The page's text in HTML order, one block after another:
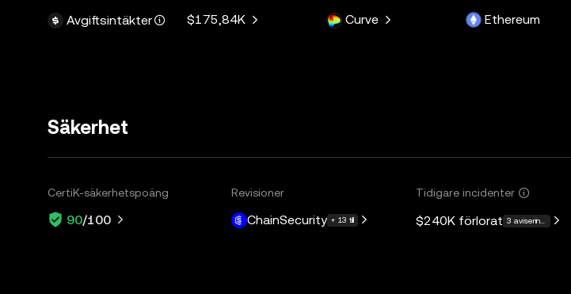
Avgiftsintäkter $175,84K Curve Ethereum
Säkerhet
CertiK-säkerhetspoäng
90/100
Revisioner
ChainSecurity + 13 till
Tidigare incidenter
$240Kförlorat 3 aviseringar